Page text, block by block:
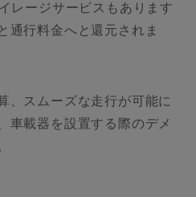
レージサービスもあります
通行料金へと還元されま
、スムーズな走行が可能に
車載器を設置する際のデメ